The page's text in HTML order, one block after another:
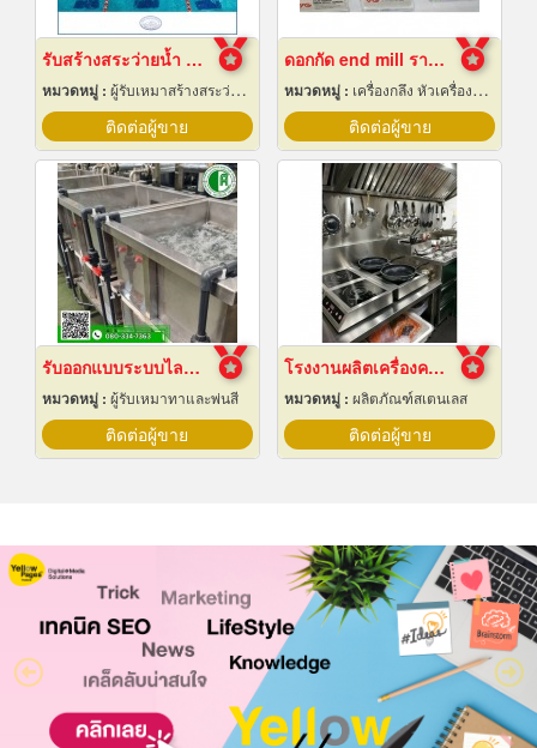
รับสร้างสระว่ายน้ำ ราคาถูก
หมวดหมู่ : ผู้รับเหมาสร้างสระว่ายน้ำ
ติดต่อผู้ขาย
ดอกกัด end mill ราคาส่ง
หมวดหมู่ : เครื่องกลึง หัวเครื่องและอุปกรณ์
ติดต่อผู้ขาย
รับออกแบบระบบไลน์ชุบชิ้นงานอุตสาหกรรม
หมวดหมู่ : ผู้รับเหมาทาและพ่นสี
ติดต่อผู้ขาย
โรงงานผลิตเครื่องครัวสแตนเลส
หมวดหมู่ : ผลิตภัณฑ์สเตนเลส
ติดต่อผู้ขาย